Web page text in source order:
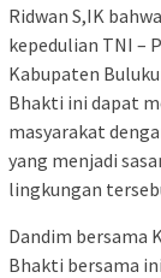
Ridwan S,IK
kepedulian TNI –
Kabupaten
Bhakti ini dapat
masyarakat
yang menjadi
lingkungan
Dandim bersama
Bhakti bersama